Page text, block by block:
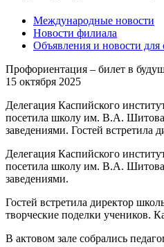
Международные новости
Новости филиала
Объявления и новости
Профориентация – билет в
15 октября 2025
Делегация Каспийского
посетила школу им. В.А. Шитова
заведениями. Гостей
Делегация Каспийского
посетила школу им. В.А. Шитова
заведениями.
Гостей встретила директор
творческие поделки учеников.
В актовом зале собрались